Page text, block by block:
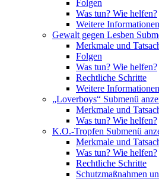
Folgen
Was tun? Wie helfen?
Weitere Informationen
Gewalt gegen Lesben
Merkmale und
Folgen
Was tun? Wie helfen?
Rechtliche Schritte
Weitere Informationen
„Loverboys“ Submenü
Merkmale und
Was tun? Wie helfen?
K.O.-Tropfen Submenü
Merkmale und
Was tun? Wie helfen?
Rechtliche Schritte
Schutzmaßnahmen